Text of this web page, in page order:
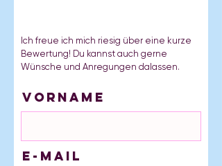
Ich freue ich mich riesig über eine kurze
Bewertung! Du kannst auch gerne
Wünsche und Anregungen dalassen.
Vorname
E-Mail